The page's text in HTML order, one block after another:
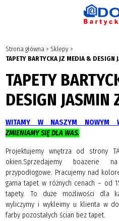
PRODUKTY
MAPA
BLOG
PAWILONY DO
Strona główna > Sklepy>
TAPETY BARTYCKA JZ MEDIA & DESIGN
TAPETY
DESIGN JASMIN
WITAMY W NASZYM NOWYM
ZMIENIAMY SIĘ DLA WAS.
Projektujemy wnętrza od strony
okien.Sprzedajemy boazerie
przypodłogowe. Pracujemy nad
gama tapet w różnych cenach – od
tapety. To duże możliwości dla
wyliczymy i wykleimy u klienta w
farby pozostałych ścian bez tapet.